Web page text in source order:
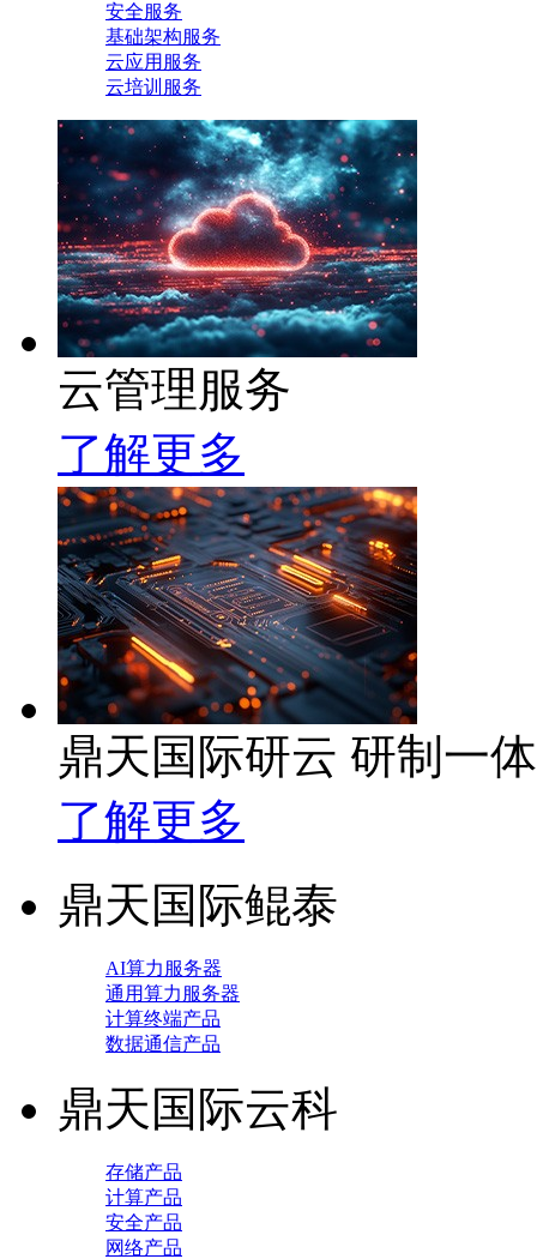
安全服务
基础架构服务
云应用服务
云培训服务
云管理服务
了解更多
鼎天国际研云 研制一
了解更多
鼎天国际鲲泰
AI算力服务器
通用算力服务器
计算终端产品
数据通信产品
鼎天国际云科
存储产品
计算产品
安全产品
网络产品